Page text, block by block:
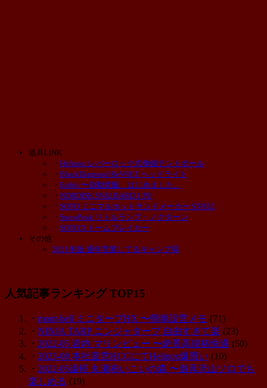
道具LINK
・ Helinox レバーロック式伸縮テントポール
・ BlackDiamond ReVOLT ヘッドライト
・ Esibit 〜自動炊飯、はじめました。
・ NORDISK SVALBARD 1 PU
・ SOTO ミニマルホットサンドメーカー ST-952
・ SnowPeak リトルランプ・ノクターン
・ SOTOストームブレイカー
その他
2021冬版 通年営業してるキャンプ場
人気記事ランキング TOP15
・ mont-bell ミニタープHX 〜簡単設営メモ (71)
・ NINJA TARP ニンジャタープ 自由すぎて楽 (23)
・ 2022-05 岩内 マリンビュー 〜絶景高規格快適 (50)
・ 2023-08 本社直営HCCにてHelinox爆買い (10)
・ 2022-05遠軽 丸瀬布いこいの森 〜遊具沢山ソロでも
楽しめる (19)